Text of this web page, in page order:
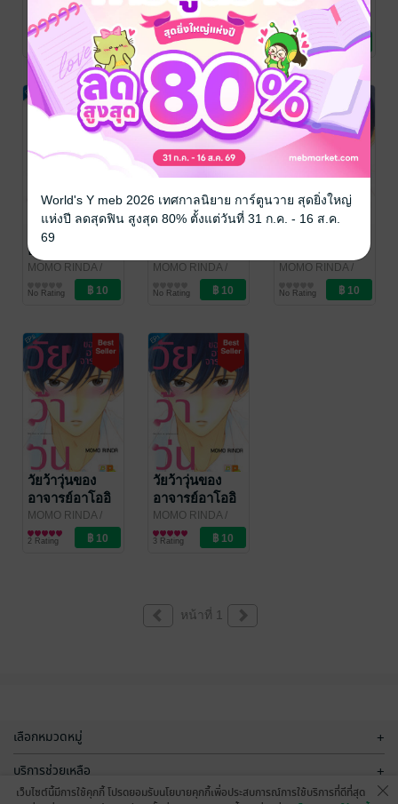
ตอน 8 (จบ)
MOMO RINDA
Bongkoch
Publishing
การ์ตูนรายตอน
No Rating
ตอน 7
MOMO RINDA/
Bongkoch
Publishing
การ์ตูนรายตอน
No Rating
ตอน 6
MOMO RINDA
Bongkoch
Publishing
การ์ตูนรายตอน
No Rating
วัยว้าวุ่นของ
อาจารย์อาโออิ
ตอน 5
MOMO RINDA/
Bongkoch
Publishing
การ์ตูนรายตอน
No Rating
ตอน 4
MOMO RINDA/
Bongkoch
Publishing
การ์ตูนรายตอน
No Rating
ตอน 3
MOMO RINDA/
Bongkoch
Publishing
การ์ตูนรายตอน
No Rating
วัยว้าวุ่นของ
อาจารย์อาโออิ
ตอน 2
MOMO RINDA/
Bongkoch
Publishing
การ์ตูนรายตอน
2 Rating
วัยว้าวุ่นของ
อาจารย์อาโออิ
ตอน 1
MOMO RINDA/
Bongkoch
Publishing
การ์ตูนรายตอน
3 Rating
หน้าที่ 1
เลือกหมวดหมู่ +
บริการช่วยเหลือ +
เว็บไซต์นี้มีการใช้คุกกี้ โปรดยอมรับนโยบายคุกกี้เพื่อประสบการณ์การใช้บริการที่ดีที่สุด
World's Y meb 2026 เทศกาลนิยาย การ์ตูนวาย สุดยิ่งใหญ่
แห่งปี ลดสุดฟิน สูงสุด 80% ตั้งแต่วันที่ 31 ก.ค. - 16 ส.ค.
69